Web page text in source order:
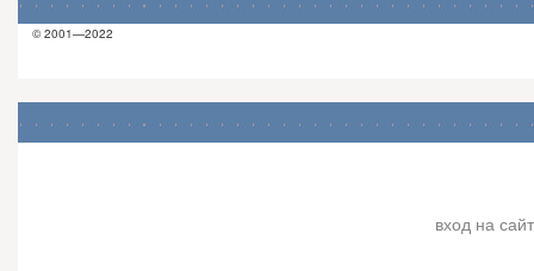
© 2001—2022
вход на сайт